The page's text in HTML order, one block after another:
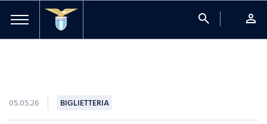
search person
05.05.26 BIGLIETTERIA